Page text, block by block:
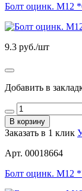
Болт оцинк. М12
9.3 руб./шт
Добавить в
В корзину
Заказать в 1 клик
Арт. 00018664
Болт оцинк. М12